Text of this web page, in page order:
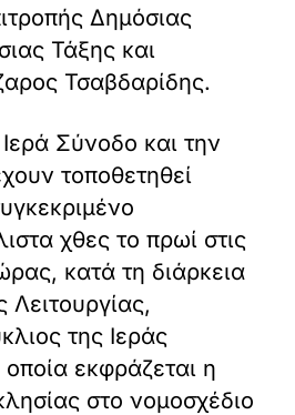
Δημόσιας
Τάξης και
Τσαβδαρίδης.
Σύνοδο και την
τοποθετηθεί
χθες το πρωί στις
κατά τη διάρκεια
Λειτουργίας,
της Ιεράς
εκφράζεται η
στο νομοσχέδιο